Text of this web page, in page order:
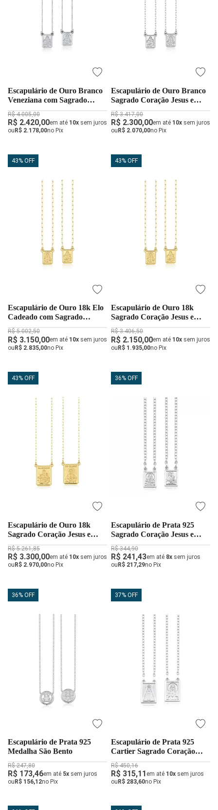
Escapulário de Ouro Branco
Veneziana com Sagrado
Coração Jesus e N. Sra.
Carmo
R$ 4.005,00
R$ 2.420,00em até 10x sem juros
ou R$ 2.178,00no Pix
Escapulário de Ouro Branco
Sagrado Coração Jesus e
Nossa Senhora do Carmo
R$ 3.417,00
R$ 2.300,00em até 10x sem juros
ou R$ 2.070,00no Pix
43% OFF
Escapulário de Ouro 18k Elo
Cadeado com Sagrado
Coração Jesus e Nossa Sr.
Carmo
R$ 5.002,50
R$ 3.150,00em até 10x sem juros
ouR$ 2.835,00no Pix
43% OFF
Escapulário de Ouro 18k
Sagrado Coração Jesus e
Nossa Senhora do Carmo
mini
R$ 3.406,50
R$ 2.150,00em até 10x sem juros
ouR$ 1.935,00no Pix
43% OFF
Escapulário de Ouro 18k
Sagrado Coração Jesus e
Nossa Senhora do Carmo
R$ 5.261,85
R$ 3.300,00em até 10x sem juros
ou R$ 2.970,00no Pix
36% OFF
Escapulário de Prata 925
Sagrado Coração Jesus e
Nossa Senhora do Carmo
R$ 344,90
R$ 241,43em até 8x sem juros
ou R$ 217,29no Pix
36% OFF
Escapulário de Prata 925
Medalha São Bento
R$ 247,80
R$ 173,46em até 5x sem juros
ou R$ 156,12no Pix
37% OFF
Escapulário de Prata 925
Cartier Sagrado Coração
Jesus e Nossa Senhora
Aparecida
R$ 450,16
R$ 315,11 em até 10x sem juros
ou R$ 283,60no Pix